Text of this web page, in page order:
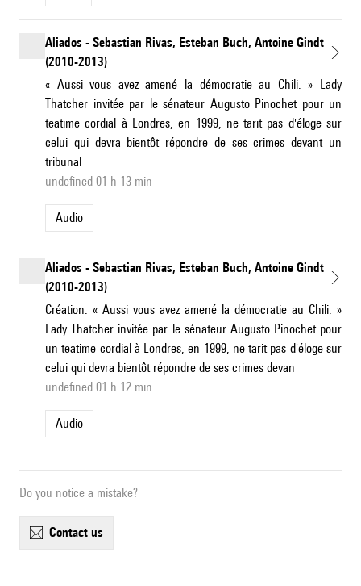
Aliados - Sebastian Rivas, Esteban Buch, Antoine Gindt
(2010-2013)
« Aussi vous avez amené la démocratie au Chili. » Lady
Thatcher invitée par le sénateur Augusto Pinochet pour un
teatime cordial à Londres, en 1999, ne tarit pas d'éloge sur
celui qui devra bientôt répondre de ses crimes devant un
tribunal
undefined 01 h 13 min
Audio
Aliados - Sebastian Rivas, Esteban Buch, Antoine Gindt
(2010-2013)
Création. « Aussi vous avez amené la démocratie au Chili. »
Lady Thatcher invitée par le sénateur Augusto Pinochet pour
un teatime cordial à Londres, en 1999, ne tarit pas d'éloge sur
celui qui devra bientôt répondre de ses crimes devan
undefined 01 h 12 min
Audio
Do you notice a mistake?
contact us